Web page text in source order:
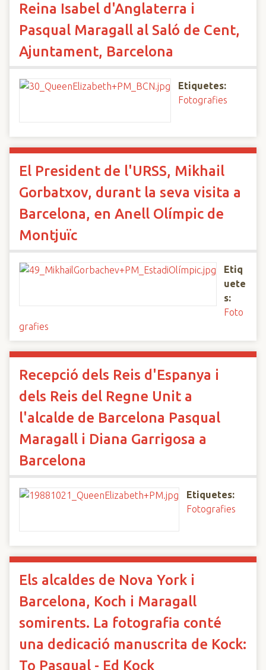
Reina Isabel d'Anglaterra i
Pasqual Maragall al Saló de Cent,
Ajuntament, Barcelona
Etiquetes:
Fotografies
El President de l'URSS, Mikhail
Gorbatxov, durant la seva visita a
Barcelona, en Anell Olímpic de
Montjuïc
Etiq
uete
s:
Foto
grafies
Recepció dels Reis d'Espanya i
dels Reis del Regne Unit a
l'alcalde de Barcelona Pasqual
Maragall i Diana Garrigosa a
Barcelona
Etiquetes:
Fotografies
Els alcaldes de Nova York i
Barcelona, Koch i Maragall
somirents. La fotografia conté
una dedicació manuscrita de Kock:
To Pasqual - Ed Kock